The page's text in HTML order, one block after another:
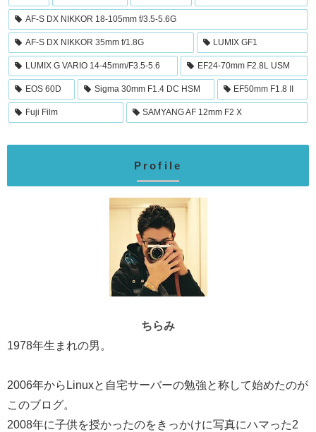
AF-S DX NIKKOR 18-105mm f/3.5-5.6G
AF-S DX NIKKOR 35mm f/1.8G LUMIX GF1
LUMIX G VARIO 14-45mm/F3.5-5.6 EF24-70mm F2.8L USM
EOS 60D Sigma 30mm F1.4 DC HSM EF50mm F1.8 II
Fuji Film SAMYANG AF 12mm F2 X
Profile
ちらみ
1978年生まれの男。
2006年からLinuxと自宅サーバーの勉強と称して始めたのが
このブログ。
2008年に子供を授かったのをきっかけに写真にハマった2